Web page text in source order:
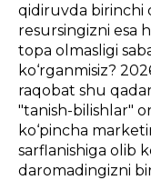
qidiruvda birinchi
resursingizni esa
topa olmasligi
ko‘rganmisiz?
raqobat shu
"tanish-bilishlar"
ko‘pincha
sarflanishiga olib
daromadingizni